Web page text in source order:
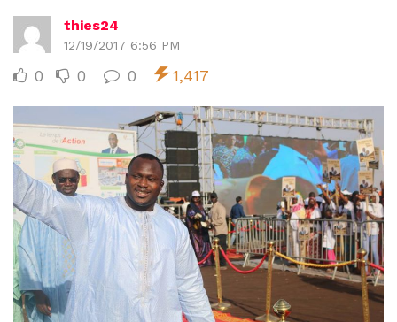
thies24
12/19/2017 6:56 PM
0 0 0 1,417